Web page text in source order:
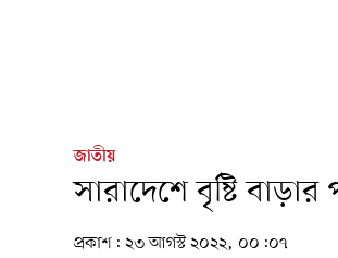
জাতীয়
সারাদেশে বৃষ্টি বাড়ার
প্রকাশ: ২৩ আগস্ট ২০২২, ০০:০৭